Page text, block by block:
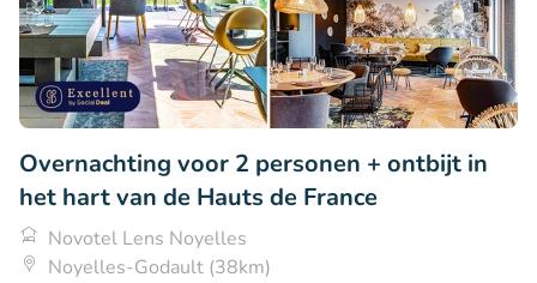
Overnachting voor 2 personen + ontbijt in
het hart van de Hauts de France
Novotel Lens Noyelles
Noyelles-Godault (38km)